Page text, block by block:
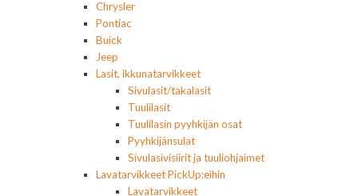
Chrysler
Pontiac
Buick
Jeep
Lasit, ikkunatarvikkeet
Sivulasit/takalasit
Tuulilasit
Tuulilasin pyyhkijän osat
Pyyhkijänsulat
Sivulasivisiirit ja tuuliohjaimet
Lavatarvikkeet PickUp:eihin
Lavatarvikkeet